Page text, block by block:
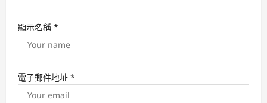
顯示名稱 *
電子郵件地址 *